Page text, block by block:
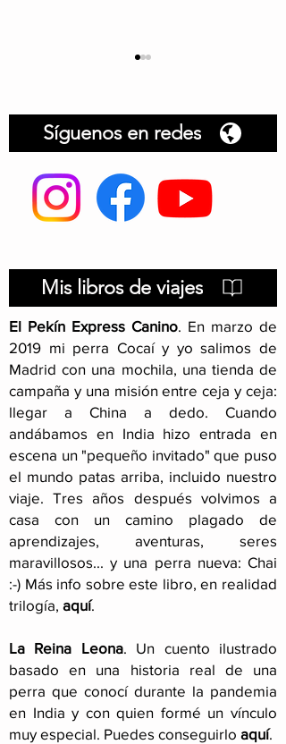
Viajar con perro en
Georgia
Síguenos en redes
Mis libros de viajes
El Pekín Express Canino
En marzo de
2019 mi perra Cocaí y yo salimos de
Madrid con una mochila, una tienda de
campaña y una misión entre ceja y ceja:
llegar a China a dedo. Cuando
andábamos en India hizo entrada en
escena un "pequeño invitado" que puso
el mundo patas arriba, incluido nuestro
viaje . Tres años después volvimos a
casa con un camino plagado de
aprendizajes, aventuras, seres
maravillosos... y una perra nueva: Chai
:-) Más info sobre este libro, en realidad
trilogía, aquí.
La Reina Leona. Un cuento ilustrado
basado en una historia real de una
perra que conocí durante la pandemia
en India y con quien formé un vínculo
muy especial. Puedes conseguirlo aquí.